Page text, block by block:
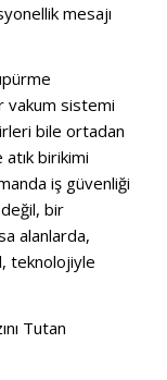
mesajı
vakum sistemi
bile ortadan
birikimi
iş güvenliği
bir
alanlarda,
teknolojiyle
Tutan